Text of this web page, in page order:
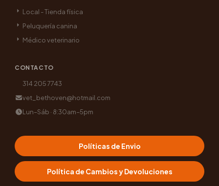
Local - Tienda física
Peluquería canina
Médico veterinario
CONTACTO
314 205 7743
vet_bethoven@hotmail.com
Lun–Sáb · 8:30am–5pm
Políticas de Envio
Política de Cambios y Devoluciones